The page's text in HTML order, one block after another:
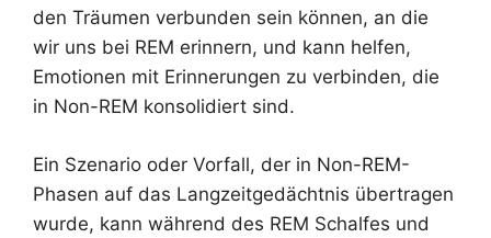
den Träumen verbunden sein können, an die
wir uns bei REM erinnern, und kann helfen,
Emotionen mit Erinnerungen zu verbinden, die
in Non-REM konsolidiert sind.
Ein Szenario oder Vorfall, der in Non-REM-
Phasen auf das Langzeitgedächtnis übertragen
wurde, kann während des REM Schalfes und